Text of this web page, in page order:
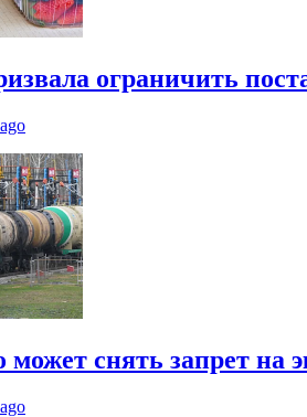
ограничить
снять запрет на